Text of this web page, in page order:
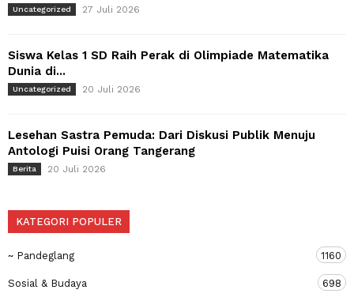
Uncategorized 27 Juli 2026
Siswa Kelas 1 SD Raih Perak di Olimpiade Matematika
Dunia di...
Uncategorized 20 Juli 2026
Lesehan Sastra Pemuda: Dari Diskusi Publik Menuju
Antologi Puisi Orang Tangerang
Berita 20 Juli 2026
KATEGORI POPULER
~ Pandeglang 1160
Sosial & Budaya 698